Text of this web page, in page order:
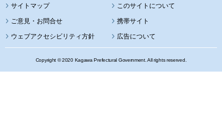
サイトマップ このサイトについて
携帯サイト
ウェブアクセシビリティ方針 広告について
Copyright © 2020 Kagawa Prefectural Government. All rights reserved.